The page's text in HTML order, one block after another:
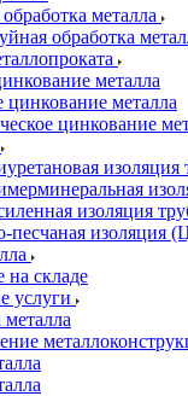
металла
обработка
металла
цинкование металла
цинкование
изоляция
песчаная изоляция
на складе
услуги